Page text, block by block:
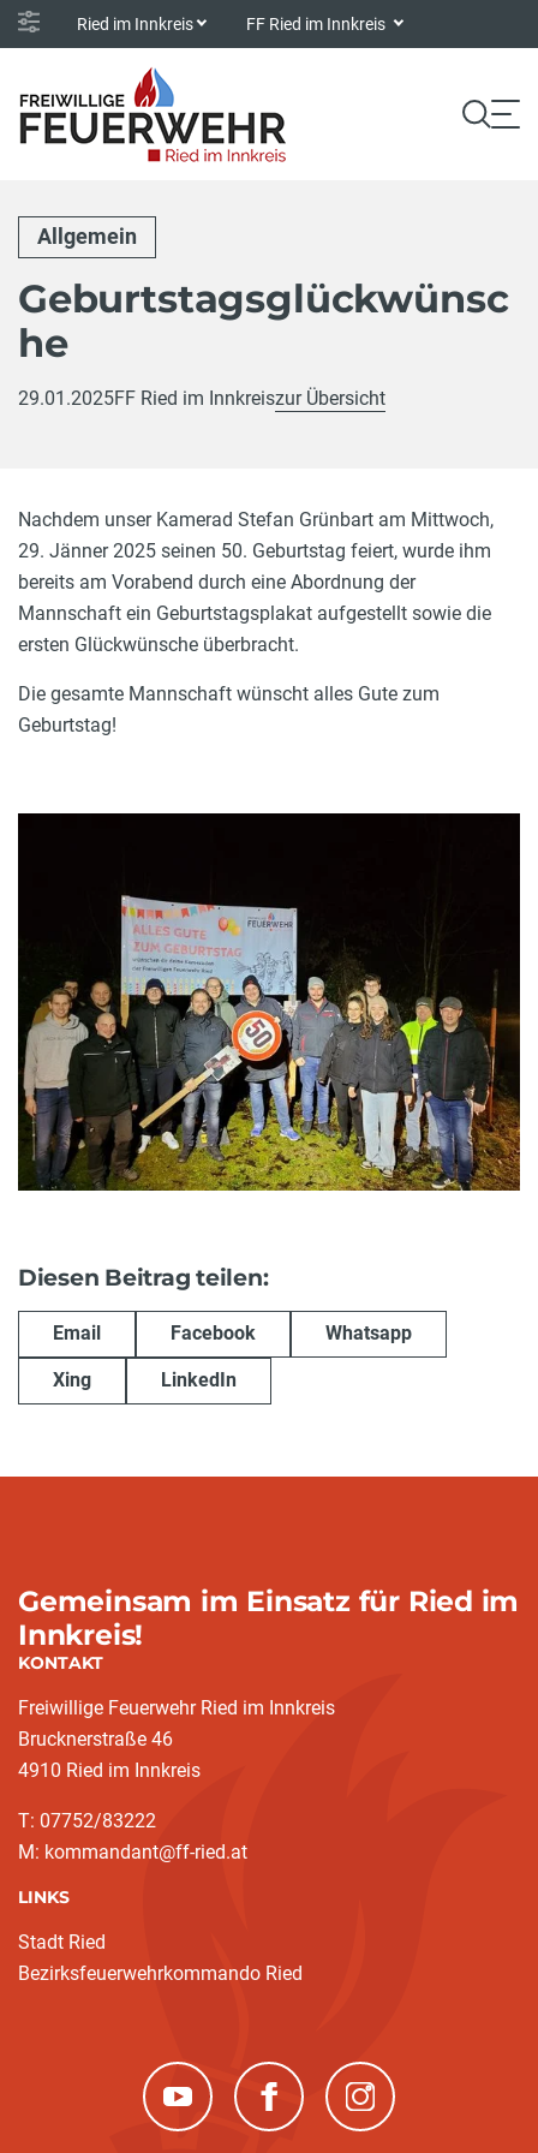
Ried im Innkreis FF Ried im Innkreis
Allgemein
Geburtstagsglückwünsc
he
29.01.2025FF Ried im Innkreiszur Übersicht
Nachdem unser Kamerad Stefan Grünbart am Mittwoch,
29. Jänner 2025 seinen 50. Geburtstag feiert, wurde ihm
bereits am Vorabend durch eine Abordnung der
Mannschaft ein Geburtstagsplakat aufgestellt sowie die
ersten Glückwünsche überbracht.
Die gesamte Mannschaft wünscht alles Gute zum
Geburtstag!
Diesen Beitrag teilen:
Email Facebook Whatsapp
Xing LinkedIn
Gemeinsam im Einsatz für Ried im
Innkreis!
KONTAKT
Freiwillige Feuerwehr Ried im Innkreis
Brucknerstraße 46
4910 Ried im Innkreis
T: 07752/83222
M: kommandant@ff-ried.at
LINKS
Stadt Ried
Bezirksfeuerwehrkommando Ried
(neues Fenster)(neues Fenster)(neues Fenster)